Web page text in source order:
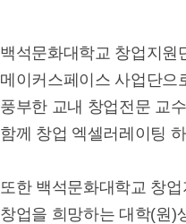
백석문화대학교 창업지원
메이커스페이스 사업단으
풍부한 교내 창업전문 교
함께 창업 엑셀러레이팅
또한 백석문화대학교 창
창업을 희망하는 대학(원)